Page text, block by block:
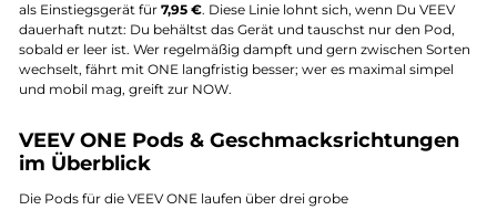
als Einstiegsgerät für 7,95 €. Diese Linie lohnt sich, wenn Du VEEV
dauerhaft nutzt: Du behältst das Gerät und tauschst nur den Pod,
sobald er leer ist. Wer regelmäßig dampft und gern zwischen Sorten
wechselt, fährt mit ONE langfristig besser; wer es maximal simpel
und mobil mag, greift zur NOW.
VEEV ONE Pods & Geschmacksrichtungen
im Überblick
Die Pods für die VEEV ONE laufen über drei grobe